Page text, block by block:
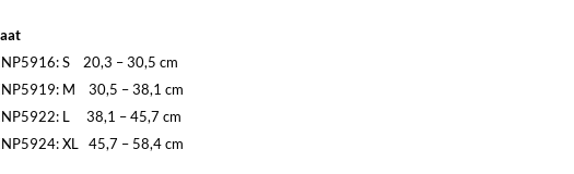
S 20,3 – 30,5 cm
M 30,5 – 38,1 cm
L 38,1 – 45,7 cm
XL 45,7 – 58,4 cm